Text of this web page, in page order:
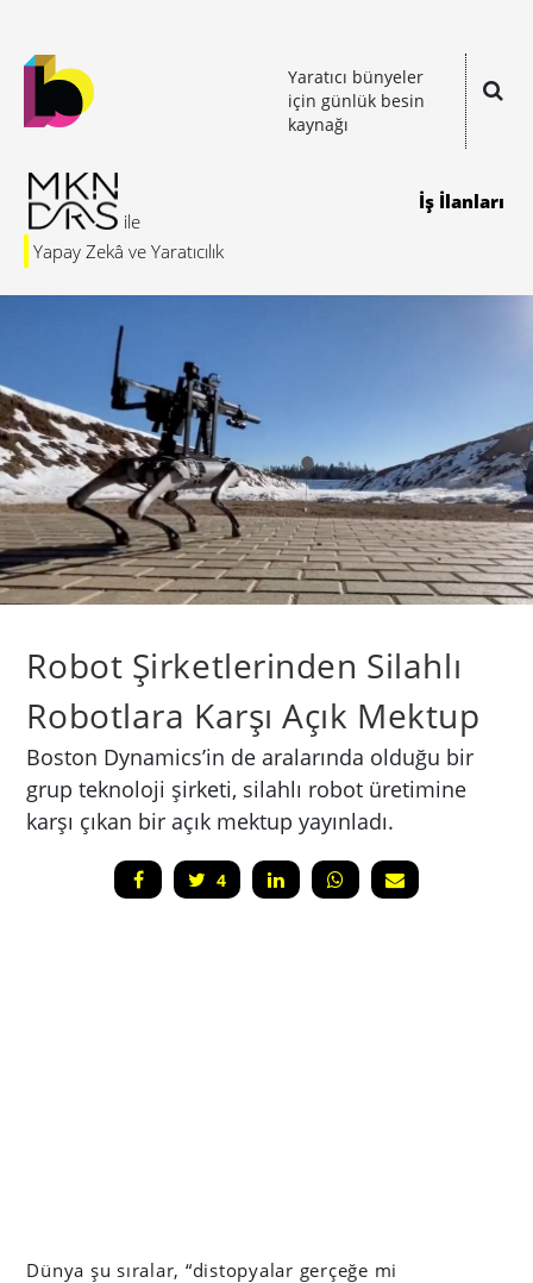
Yaratıcı bünyeler
için günlük besin
kaynağı
Yapay Zekâ ve Yaratıcılık
İş İlanları
Robot Şirketlerinden Silahlı
Robotlara Karşı Açık Mektup
Boston Dynamics’in de aralarında olduğu bir
grup teknoloji şirketi, silahlı robot üretimine
karşı çıkan bir açık mektup yayınladı.
4
Dünya şu sıralar, “distopyalar gerçeğe mi